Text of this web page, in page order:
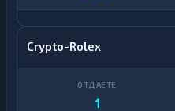
Crypto-Rolex
1